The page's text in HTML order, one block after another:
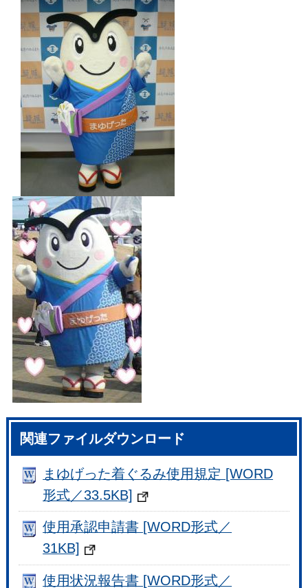
関連ファイルダウンロード
まゆげった着ぐるみ使用規定 [WORD
形式／33.5KB]
使用承認申請書 [WORD形式／
31KB]
使用状況報告書 [WORD形式／